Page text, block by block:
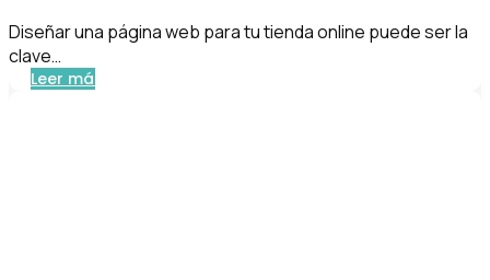
Diseñar una página web para tu tienda online puede ser la
clave…
Leer más